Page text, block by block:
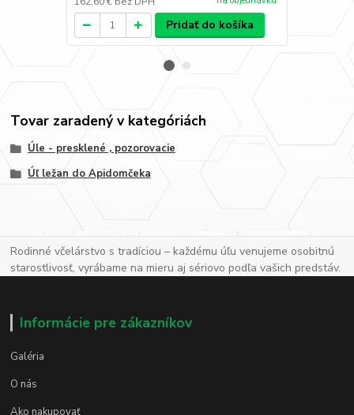
Pridať do košíka
Tovar zaradený v kategóriách
Úle - presklené , pozorovacie
Úľ ležan do Apidomčeka
Rodinné včelárstvo s tradíciou – každému úľu venujeme osobitnú
starostlivosť, vyrábame na mieru aj sériovo podľa vašich predstáv.
Informácie pre zákazníkov
Galéria
O nás
Ako nakupovať